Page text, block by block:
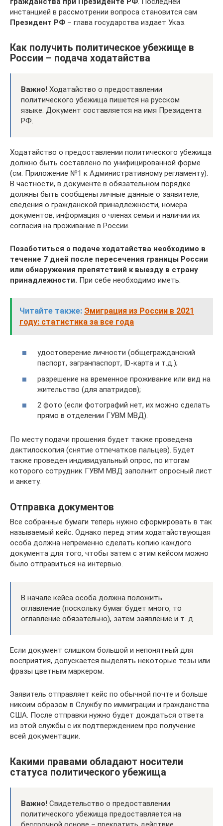
инстанцией в рассмотрении вопроса становится сам
Президент РФ – глава государства издает Указ.
Как получить политическое убежище в
России – подача ходатайства
Важно! Ходатайство о предоставлении
политического убежища пишется на русском
языке. Документ составляется на имя Президента
РФ.
Ходатайство о предоставлении политического убежища
должно быть составлено по унифицированной форме
(см. Приложение №1 к Административному регламенту).
В частности, в документе в обязательном порядке
должны быть сообщены личные данные о заявителе,
сведения о гражданской принадлежности, номера
документов, информация о членах семьи и наличии их
согласия на проживание в России.
Позаботиться о подаче ходатайства необходимо в
течение 7 дней после пересечения границы России
или обнаружения препятствий к выезду в страну
принадлежности. При себе необходимо иметь:
Читайте также: Эмиграция из России в 2021
году: статистика за все года
удостоверение личности (общегражданский
паспорт, загранпаспорт, ID-карта и т.д.);
разрешение на временное проживание или вид на
жительство (для апатридов);
2 фото (если фотографий нет, их можно сделать
прямо в отделении ГУВМ МВД).
По месту подачи прошения будет также проведена
дактилоскопия (снятие отпечатков пальцев). Будет
также проведен индивидуальный опрос, по итогам
которого сотрудник ГУВМ МВД заполнит опросный лист
и анкету.
Отправка документов
Все собранные бумаги теперь нужно сформировать в так
называемый кейс. Однако перед этим ходатайствующая
особа должна непременно сделать копию каждого
документа для того, чтобы затем с этим кейсом можно
было отправиться на интервью.
В начале кейса особа должна положить
оглавление (поскольку бумаг будет много, то
оглавление обязательно), затем заявление и т. д.
Если документ слишком большой и непонятный для
восприятия, допускается выделять некоторые тезы или
фразы цветным маркером.
Заявитель отправляет кейс по обычной почте и больше
никоим образом в Службу по иммиграции и гражданства
США. После отправки нужно будет дождаться ответа
из этой службы с их подтверждением про получение
всей документации.
Какими правами обладают носители
статуса политического убежища
Важно! Свидетельство о предоставлении
политического убежища предоставляется на